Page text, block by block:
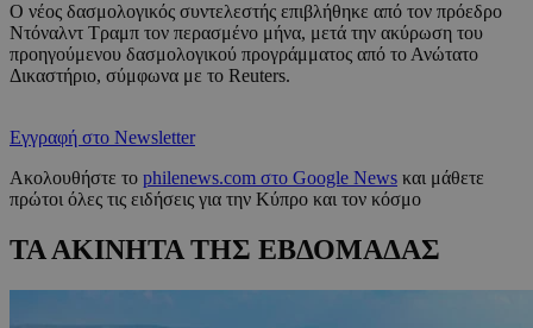
Ο νέος δασμολογικός συντελεστής επιβλήθηκε από τον πρόεδρο
Ντόναλντ Τραμπ τον περασμένο μήνα, μετά την ακύρωση του
προηγούμενου δασμολογικού προγράμματος από το Ανώτατο
Δικαστήριο, σύμφωνα με το Reuters.
Εγγραφή στο Newsletter
Ακολουθήστε το philenews.com στο Google News και μάθετε
πρώτοι όλες τις ειδήσεις για την Κύπρο και τον κόσμο
ΤΑ ΑΚΙΝΗΤΑ ΤΗΣ ΕΒΔΟΜΑΔΑΣ